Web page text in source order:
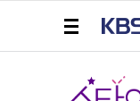
스타연예